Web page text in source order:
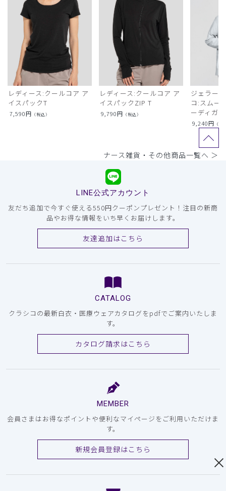
レディース:クールコア ア
イスパックT
7,590円 （税込）
レディース:クールコア ア
イスパックZIP T
9,790円 （税込）
ジェラー
コ:スムー
ーディガン
9,240円 （税
ナース雑貨・その他商品一覧へ ＞
LINE公式アカウント
友だち追加で今すぐ使える550円クーポンプレゼント！注目の新商
品やお得な情報をいち早くお届けします。
友達追加はこちら
CATALOG
クラシコの最新白衣・医療ウェアカタログをpdfでご案内いたしま
す。
カタログ請求はこちら
MEMBER
会員さまはお得なポイントや便利なマイページをご利用いただけま
す。
新規会員登録はこちら